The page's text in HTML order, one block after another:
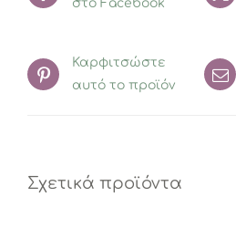
στο Facebook
Καρφιτσώστε
αυτό το προϊόν
Σχετικά προϊόντα